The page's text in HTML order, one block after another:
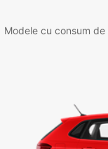
Modele cu consum